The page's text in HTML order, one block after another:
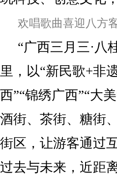
欢唱歌曲喜迎八方
“广西三月三·八
里，以“新民歌+非
西”“锦绣广西”“大
酒街、茶街、糖街
街区，让游客通过
过去与未来，近距